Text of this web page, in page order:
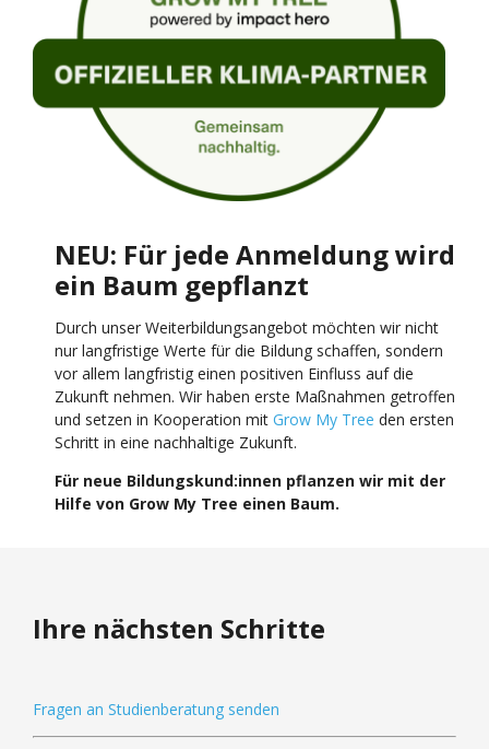
NEU: Für jede Anmeldung wird
ein Baum gepflanzt
Durch unser Weiterbildungsangebot möchten wir nicht
nur langfristige Werte für die Bildung schaffen, sondern
vor allem langfristig einen positiven Einfluss auf die
Zukunft nehmen. Wir haben erste Maßnahmen getroffen
und setzen in Kooperation mit Grow My Tree den ersten
Schritt in eine nachhaltige Zukunft.
Für neue Bildungskund:innen pflanzen wir mit der
Hilfe von Grow My Tree einen Baum.
Ihre nächsten Schritte
Fragen an Studienberatung senden